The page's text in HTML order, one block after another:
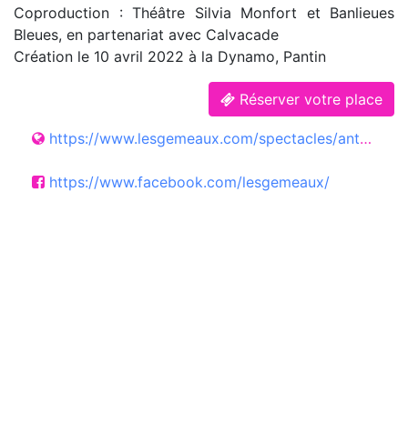
Coproduction : Théâtre Silvia Monfort et Banlieues
Bleues, en partenariat avec Calvacade
Création le 10 avril 2022 à la Dynamo, Pantin
Réserver votre place
https://www.lesgemeaux.com/spectacles/antonin-leymarie/
https://www.facebook.com/lesgemeaux/